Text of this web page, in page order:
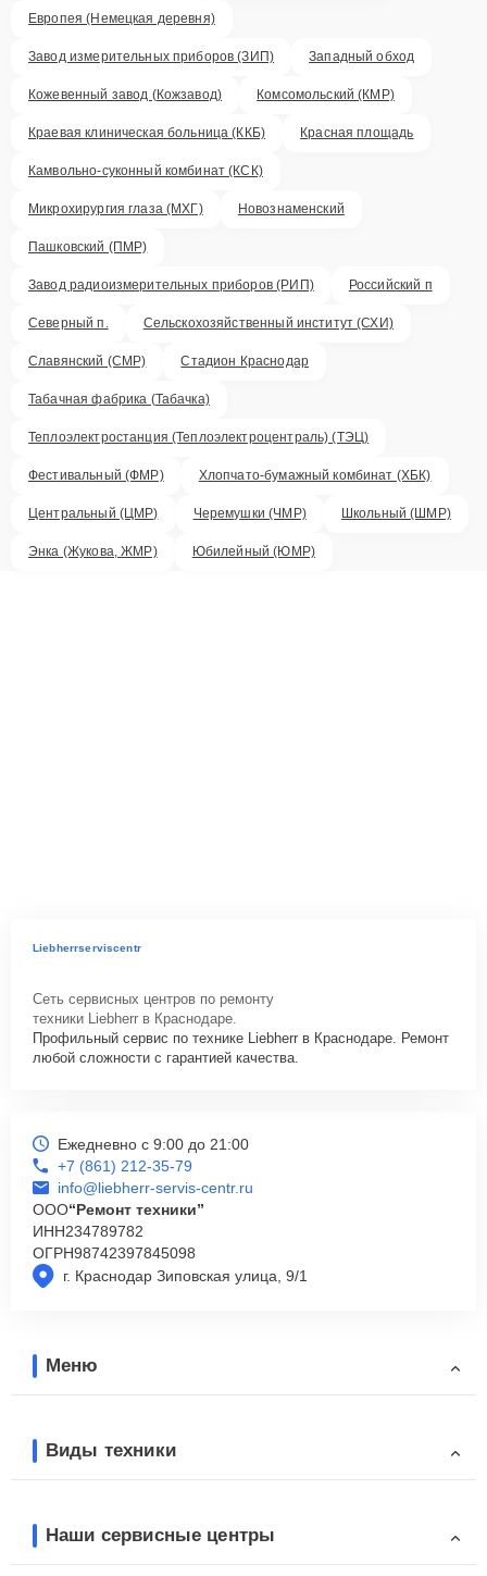
Европея (Немецкая деревня)
Завод измерительных приборов (ЗИП) Западный обход
Кожевенный завод (Кожзавод) Комсомольский (КМР)
Краевая клиническая больница (ККБ) Красная площадь
Камвольно-суконный комбинат (КСК)
Микрохирургия глаза (МХГ) Новознаменский
Пашковский (ПМР)
Завод радиоизмерительных приборов (РИП) Российский п
Северный п. Сельскохозяйственный институт (СХИ)
Славянский (СМР) Стадион Краснодар
Табачная фабрика (Табачка)
Теплоэлектростанция (Теплоэлектроцентраль) (ТЭЦ)
Фестивальный (ФМР) Хлопчато-бумажный комбинат (ХБК)
Центральный (ЦМР) Черемушки (ЧМР) Школьный (ШМР)
Энка (Жукова, ЖМР) Юбилейный (ЮМР)
Liebherrserviscentr
Сеть сервисных центров по ремонту
техники Liebherr в Краснодаре.
Профильный сервис по технике Liebherr в Краснодаре. Ремонт
любой сложности с гарантией качества.
г. Краснодар Зиповская улица, 9/1
Ежедневно с 9:00 до 21:00
+7 (861) 212-35-79
info@liebherr-servis-centr.ru
ООО“Ремонт техники”
ИНН234789782
ОГРН98742397845098
Меню
Виды техники
Наши сервисные центры